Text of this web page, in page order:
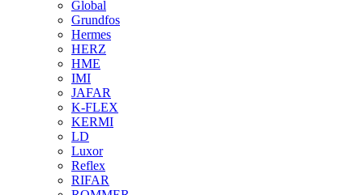
Global
Grundfos
Hermes
HERZ
HME
IMI
JAFAR
K-FLEX
KERMI
LD
Luxor
Reflex
RIFAR